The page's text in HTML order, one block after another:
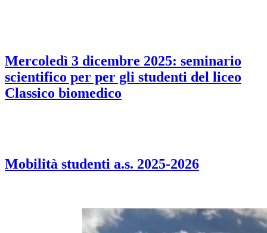
Mercoledì 3 dicembre 2025: seminario
scientifico per per gli studenti del liceo
Classico biomedico
Mobilità studenti a.s. 2025-2026